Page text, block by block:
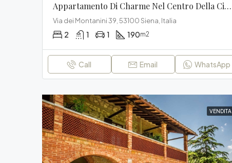
Appartamento Di Charme Nel Centro Della Città
Via dei Montanini 39, 53100 Siena, Italia
2 1 1 190m2
Call Email WhatsApp
VENDITA